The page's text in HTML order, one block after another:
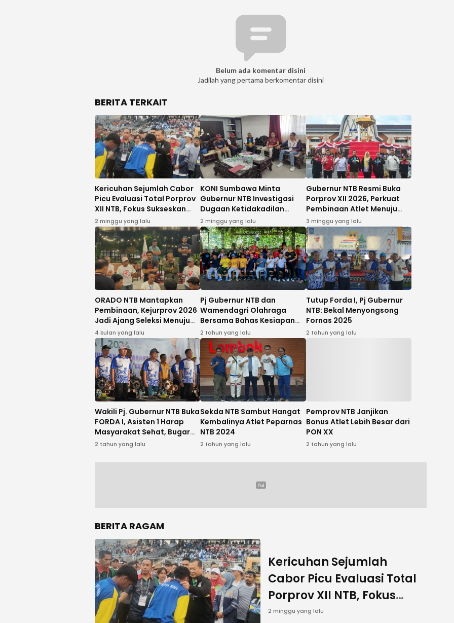
Belum ada komentar disini
Jadilah yang pertama berkomentar disini
BERITA TERKAIT
Kericuhan Sejumlah Cabor
Picu Evaluasi Total Porprov
XII NTB, Fokus Sukseskan
PON 2028
2 minggu yang lalu
KONI Sumbawa Minta
Gubernur NTB Investigasi
Dugaan Ketidakadilan
terhadap 9 Atlet
Taekwondo
2 minggu yang lalu
Gubernur NTB Resmi Buka
Porprov XII 2026, Perkuat
Pembinaan Atlet Menuju
PON 2028
3 minggu yang lalu
ORADO NTB Mantapkan
Pembinaan, Kejurprov 2026
Jadi Ajang Seleksi Menuju
Nasional
4 bulan yang lalu
Pj Gubernur NTB dan
Wamendagri Olahraga
Bersama Bahas Kesiapan
FORNAS VIII 2025
2 tahun yang lalu
Tutup Forda I, Pj Gubernur
NTB: Bekal Menyongsong
Fornas 2025
2 tahun yang lalu
Wakili Pj. Gubernur NTB Buka
FORDA I, Asisten 1 Harap
Masyarakat Sehat, Bugar
dan Bahagia
2 tahun yang lalu
Sekda NTB Sambut Hangat
Kembalinya Atlet Peparnas
NTB 2024
2 tahun yang lalu
Pemprov NTB Janjikan
Bonus Atlet Lebih Besar dari
PON XX
2 tahun yang lalu
BERITA RAGAM
Kericuhan Sejumlah
Cabor Picu Evaluasi Total
Porprov XII NTB, Fokus
Sukseskan PON 2028
2 minggu yang lalu